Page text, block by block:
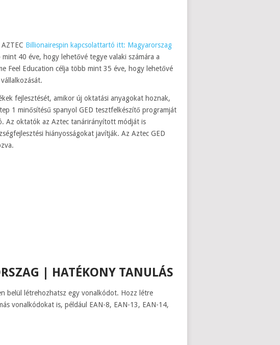
Billionairespin kapcsolattartó itt: Magyarorszag
40 éve, hogy lehetővé tegye valaki számára a
Feel Education célja több mint 35 éve, hogy lehetővé
fejlesztését, amikor új oktatási anyagokat hoznak,
1 minősítésű spanyol GED tesztfelkészítő programját
Az oktatók az Aztec tanárirányított módját is
hiányosságokat javítják. Az Aztec GED
| HATÉKONY TANULÁS
belül létrehozhatsz egy vonalkódot. Hozz létre
vonalkódokat is, például EAN-8, EAN-13, EAN-14,